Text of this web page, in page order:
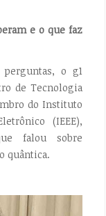
e o que faz
perguntas, o g1
de Tecnologia
do Instituto
(IEEE),
falou sobre
quântica.